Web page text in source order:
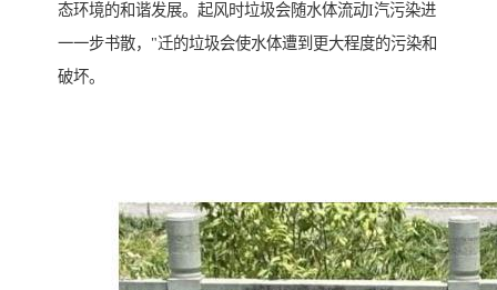
态环境的和谐发展。起风时垃圾会随水体流动I汽污染进
一一步书散，"迁的垃圾会使水体遭到更大程度的污染和
破坏。